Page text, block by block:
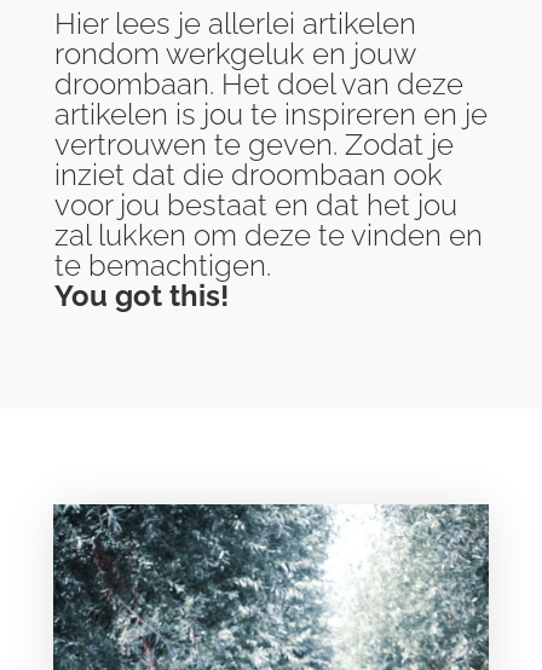
Hier lees je allerlei artikelen
rondom werkgeluk en jouw
droombaan. Het doel van deze
artikelen is jou te inspireren en je
vertrouwen te geven. Zodat je
inziet dat die droombaan ook
voor jou bestaat en dat het jou
zal lukken om deze te vinden en
te bemachtigen.
You got this!